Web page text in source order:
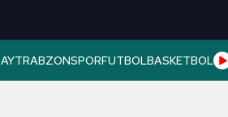
TRABZONSPORFUTBOLBASKETBOL